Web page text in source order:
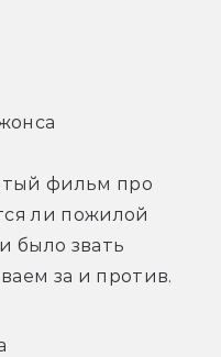
фильм про
ли пожилой
было звать
за и против.